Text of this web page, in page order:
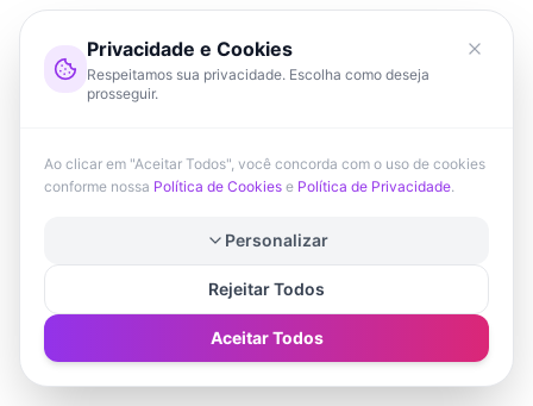
Privacidade e Cookies
Respeitamos sua privacidade. Escolha como deseja
prosseguir.
Ao clicar em "Aceitar Todos", você concorda com o uso de cookies
conforme nossa Política de Cookies e Política de Privacidade.
Personalizar
Rejeitar Todos
Aceitar Todos